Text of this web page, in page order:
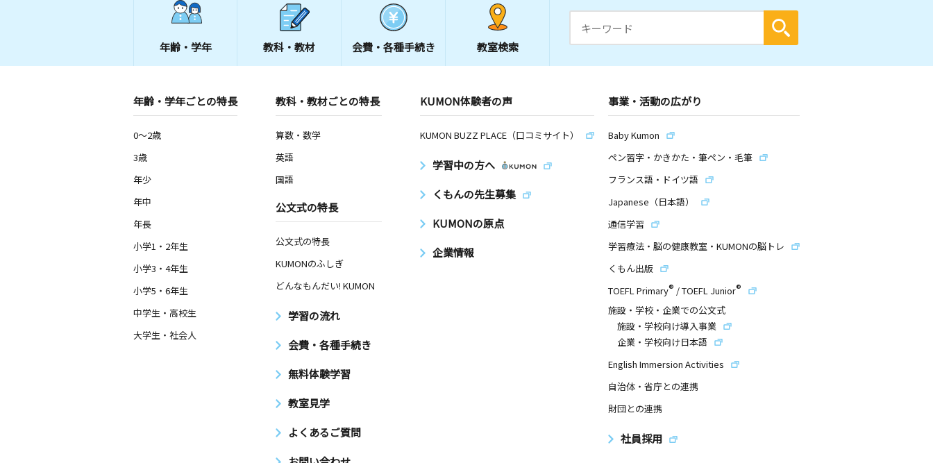
年齢・学年 教科・教材 会費・ 各種手続き 教室検索
年齢・学年ごとの特長
0～2歳
3歳
年少
年中
年長
小学1・2年生
小学3・4年生
小学5・6年生
中学生・高校生
大学生・社会人
教科・教材ごとの特長
算数・数学
英語
国語
公文式の特長
公文式の特長
KUMONのふしぎ
どんなもんだい! KUMON
学習の流れ
会費・各種手続き
無料体験学習
教室見学
よくあるご質問
KUMON体験者の声
KUMON BUZZ PLACE（口コミサイト）
学習中の方へ
くもんの先生募集
KUMONの原点
企業情報
事業・活動の広がり
Baby Kumon
ペン習字・かきかた・筆ペン・毛筆
フランス語・ドイツ語
Japanese（日本語）
通信学習
学習療法・脳の健康教室・KUMONの脳トレ
くもん出版
TOEFL Primary® /TOEFL Junior®
施設・学校・企業での公文式
施設・学校向け導入事業
企業・学校向け日本語
English Immersion Activities
自治体・省庁との連携
財団との連携
社員採用